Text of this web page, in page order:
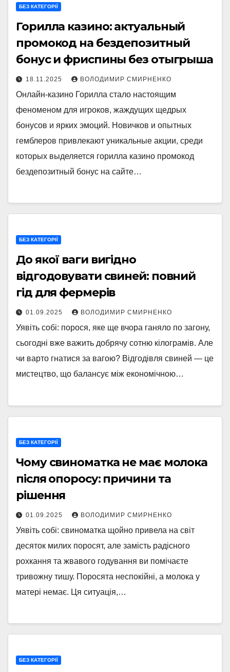
БЕЗ КАТЕГОРІЇ
Горилла казино: актуальный
промокод на бездепозитный
бонус и фриспины без отыгрыша
18.11.2025 ВОЛОДИМИР СМИРНЕНКО
Онлайн-казино Горилла стало настоящим
феноменом для игроков, жаждущих щедрых
бонусов и ярких эмоций. Новичков и опытных
гемблеров привлекают уникальные акции, среди
которых выделяется горилла казино промокод
бездепозитный бонус на сайте…
БЕЗ КАТЕГОРІЇ
До якої ваги вигідно
відгодовувати свиней: повний
гід для фермерів
01.09.2025 ВОЛОДИМИР СМИРНЕНКО
Уявіть собі: порося, яке ще вчора ганяло по загону,
сьогодні вже важить добрячу сотню кілограмів. Але
чи варто гнатися за вагою? Відгодівля свиней — це
мистецтво, що балансує між економічною…
БЕЗ КАТЕГОРІЇ
Чому свиноматка не має молока
після опоросу: причини та
рішення
01.09.2025 ВОЛОДИМИР СМИРНЕНКО
Уявіть собі: свиноматка щойно привела на світ
десяток милих поросят, але замість радісного
рохкання та жвавого годування ви помічаєте
тривожну тишу. Поросята неспокійні, а молока у
матері немає. Ця ситуація,…
БЕЗ КАТЕГОРІЇ